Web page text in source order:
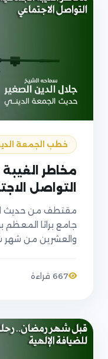
خطب الجمعة
مخاطر
التواصل
مقتطف من حديث
جامع براثا المعظم
667 قراءة